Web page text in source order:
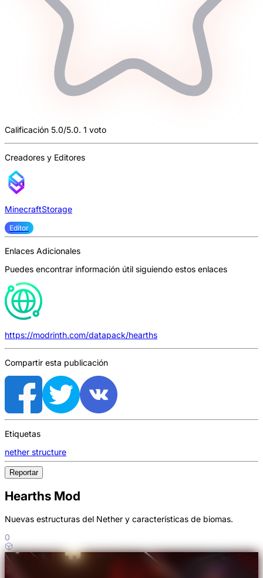
Calificación 5.0/5.0. 1 voto
Creadores y Editores
MinecraftStorage
Editor
Enlaces Adicionales
Puedes encontrar información útil siguiendo estos enlaces
https://modrinth.com/datapack/hearths
Compartir esta publicación
Etiquetas
nether structure
Reportar
Hearths Mod
Nuevas estructuras del Nether y características de biomas.
0